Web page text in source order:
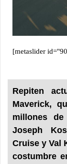
[metaslider
Repiten
Maverick,
millones
Joseph
Cruise y Val
costumbre